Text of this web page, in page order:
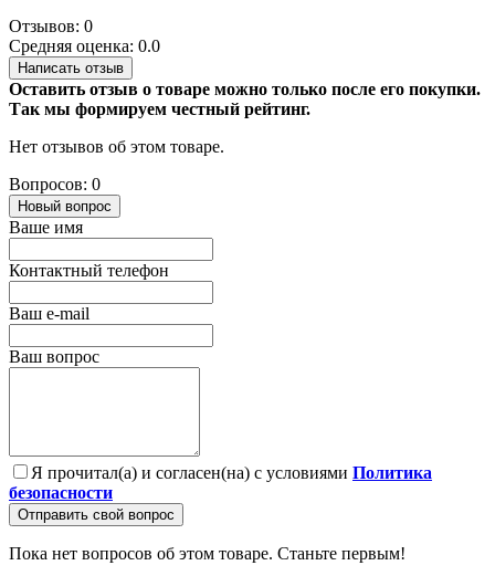
Отзывов: 0
Средняя оценка: 0.0
Написать отзыв
Оставить отзыв о товаре можно только после его покупки.
Так мы формируем честный рейтинг.
Нет отзывов об этом товаре.
Вопросов: 0
Новый вопрос
Ваше имя
Контактный телефон
Ваш e-mail
Ваш вопрос
Я прочитал(а) и согласен(на) с условиями Политика
безопасности
Отправить свой вопрос
Пока нет вопросов об этом товаре. Станьте первым!